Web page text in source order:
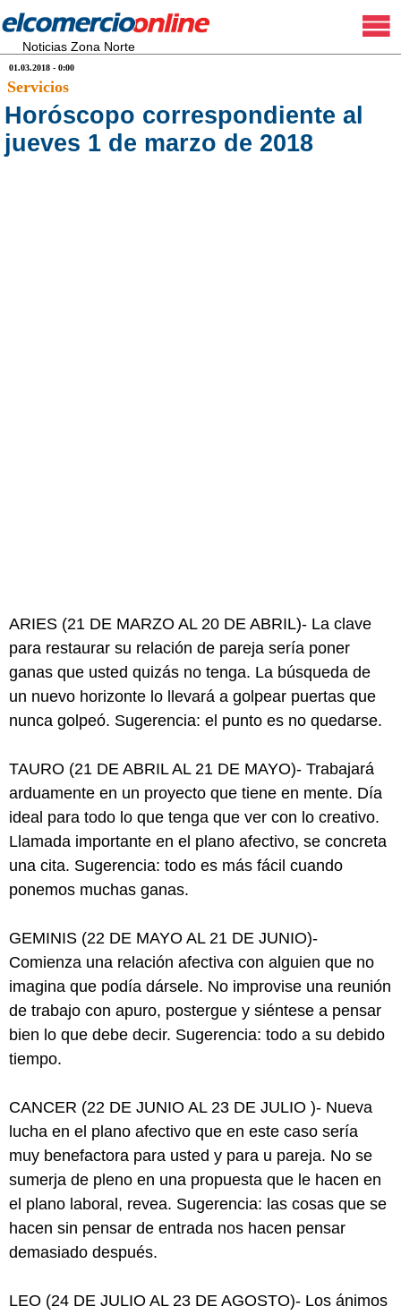
Noticias Zona Norte
01.03.2018 - 0:00
Servicios
Horóscopo correspondiente al
jueves 1 de marzo de 2018
ARIES (21 DE MARZO AL 20 DE ABRIL)- La clave
para restaurar su relación de pareja sería poner
ganas que usted quizás no tenga. La búsqueda de
un nuevo horizonte lo llevará a golpear puertas que
nunca golpeó. Sugerencia: el punto es no quedarse.
TAURO (21 DE ABRIL AL 21 DE MAYO)- Trabajará
arduamente en un proyecto que tiene en mente. Día
ideal para todo lo que tenga que ver con lo creativo.
Llamada importante en el plano afectivo, se concreta
una cita. Sugerencia: todo es más fácil cuando
ponemos muchas ganas.
GEMINIS (22 DE MAYO AL 21 DE JUNIO)-
Comienza una relación afectiva con alguien que no
imagina que podía dársele. No improvise una reunión
de trabajo con apuro, postergue y siéntese a pensar
bien lo que debe decir. Sugerencia: todo a su debido
tiempo.
CANCER (22 DE JUNIO AL 23 DE JULIO )- Nueva
lucha en el plano afectivo que en este caso sería
muy benefactora para usted y para u pareja. No se
sumerja de pleno en una propuesta que le hacen en
el plano laboral, revea. Sugerencia: las cosas que se
hacen sin pensar de entrada nos hacen pensar
demasiado después.
LEO (24 DE JULIO AL 23 DE AGOSTO)- Los ánimos